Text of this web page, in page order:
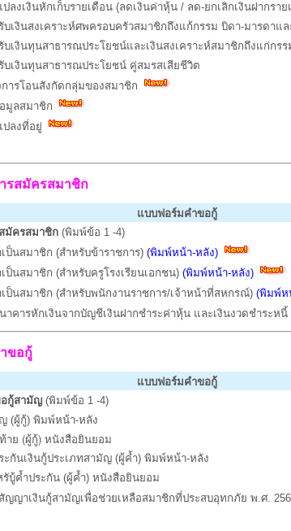
ลงเงินหักเก็บรายเดือน (ลดเงินค่าหุ้น / ลด-ยกเลิกเงินฝากราย
บเงินสงเคราะห์ศพครอบครัวสมาชิกถึงแก้กรรม บิดา-มารดาแ
บเงินทุนสาธารณประโยชน์และเงินสงเคราะห์สมาชิกถึงแก่กรร
บเงินทุนสาธารณประโยชน์ คู่สมรสเสียชีวิต
การโอนสังกัดกลุ่มของสมาชิก
มูลสมาชิก
ปลงที่อยู่
รสมัครสมาชิก
แบบฟอร์มคำขอกู้
มัครสมาชิก (พิมพ์ข้อ 1 -4)
ป็นสมาชิก (สำหรับข้าราชการ) (พิมพ์หน้า-หลัง)
ป็นสมาชิก (สำหรับครูโรงเรียนเอกชน) (พิมพ์หน้า-หลัง)
เป็นสมาชิก (สำหรับพนักงานราชการ/เจ้าหน้าที่สหกรณ์) (พิมพ์ห
าคารหักเงินจากบัญชีเงินฝากชำระค่าหุ้น และเงินงวดชำระหนี้
ขอกู้
แบบฟอร์มคำขอกู้
กู้สามัญ (พิมพ์ข้อ 1 -4)
(ผู้กู้) พิมพ์หน้า-หลัง
าย (ผู้กู้) หนังสือยินยอม
ะกันเงินกู้ประเภทสามัญ (ผู้ค้ำ) พิมพ์หน้า-หลัง
บู้ค้ำประกัน (ผู้ค้ำ) หนังสือยินยอม
ญญาเงินกู้สามัญเพื่อช่วยเหลือสมาชิกที่ประสบอุทกภัย พ.ศ.